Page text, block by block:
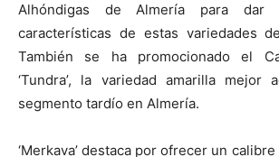
Alhóndigas de Almería para dar
características de estas variedades
También se ha promocionado el
‘Tundra’, la variedad amarilla mejor
segmento tardío en Almería.
‘Merkava’ destaca por ofrecer un